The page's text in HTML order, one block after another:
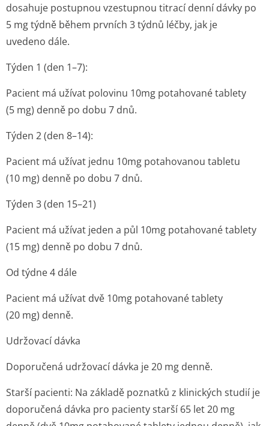
dosahuje postupnou vzestupnou titrací denní dávky po
5 mg týdně během prvních 3 týdnů léčby, jak je
uvedeno dále.
Týden 1 (den 1–7):
Pacient má užívat polovinu 10mg potahované tablety
(5 mg) denně po dobu 7 dnů.
Týden 2 (den 8–14):
Pacient má užívat jednu 10mg potahovanou tabletu
(10 mg) denně po dobu 7 dnů.
Týden 3 (den 15–21)
Pacient má užívat jeden a půl 10mg potahované tablety
(15 mg) denně po dobu 7 dnů.
Od týdne 4 dále
Pacient má užívat dvě 10mg potahované tablety
(20 mg) denně.
Udržovací dávka
Doporučená udržovací dávka je 20 mg denně.
Starší pacienti: Na základě poznatků z klinických studií je
doporučená dávka pro pacienty starší 65 let 20 mg